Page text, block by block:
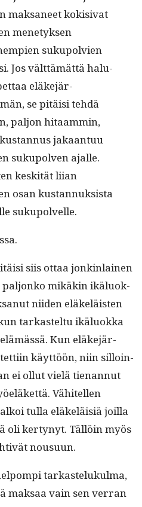
mak­sa­neet kok­i­si­vat
mene­tyk­sen
sukupolvien
Jos vält­tämät­tä halu­
eläke­jär­
se pitäisi tehdä
paljon hitaam­min,
jakaan­tuu
sukupol­ven ajalle.
keskität liian
osan kus­tan­nuk­sista
sukupolvelle.
siis ottaa jonkin­lainen
paljonko mikäkin ikälu­ok­
niiden eläkeläis­ten
tarkastel­tu ikälu­ok­ka
Kun eläke­jär­
käyt­töön, niin sil­loin­
ei ollut vielä tien­an­nut
Vähitellen
tul­la eläkeläisiä joil­la
oli ker­tynyt. Täl­löin myös
nousuun.
tarkastelukul­ma,
mak­saa vain sen ver­ran